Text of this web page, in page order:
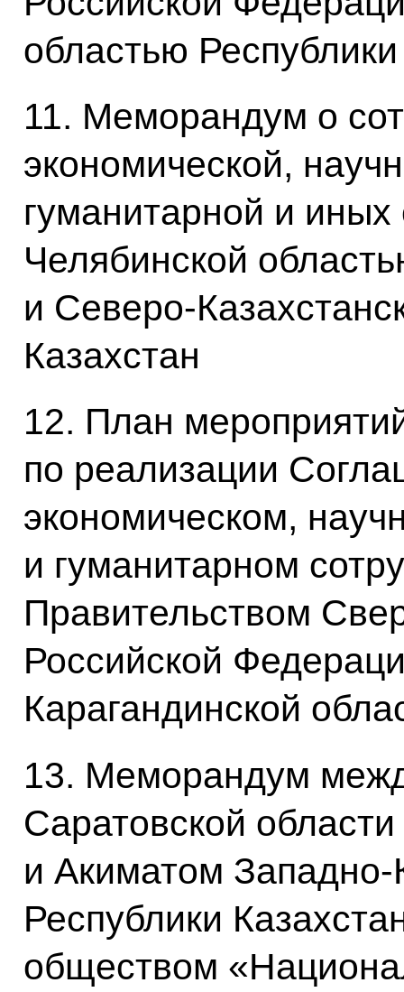
областью
11. Меморандум о
экономической,
гуманитарной и
Челябинской
и Северо-
Казахстан
12. План
по реализации
экономическом,
и гуманитарном
Правительством
Российской
Карагандинской
13. Меморандум
Саратовской
и Акиматом Западно-
Республики
обществом